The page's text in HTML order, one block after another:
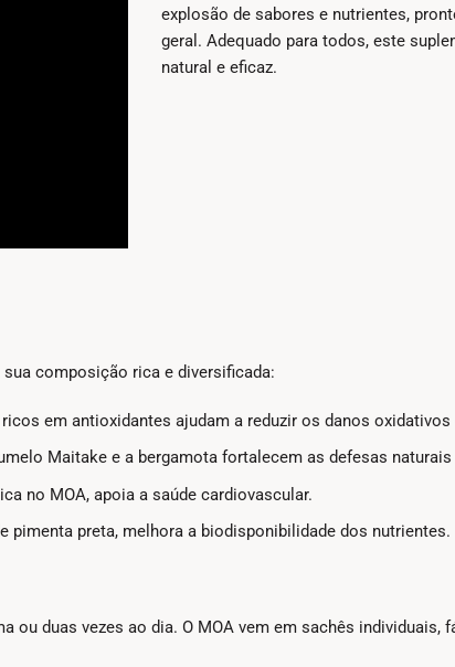
explosão de sabores e nutrientes,
geral. Adequado para todos, este
natural e eficaz.
composição rica e diversificada:
em antioxidantes ajudam a reduzir os danos
Maitake e a bergamota fortalecem as defesas
no MOA, apoia a saúde cardiovascular.
pimenta preta, melhora a biodisponibilidade dos nutrientes.
ou duas vezes ao dia. O MOA vem em sachês